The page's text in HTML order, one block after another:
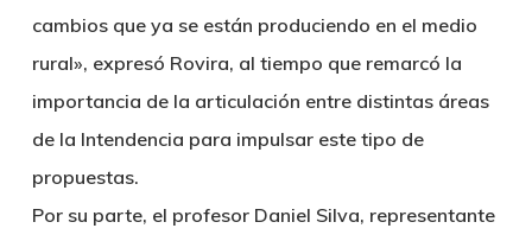
cambios que ya se están produciendo en el medio
rural», expresó Rovira, al tiempo que remarcó la
importancia de la articulación entre distintas áreas
de la Intendencia para impulsar este tipo de
propuestas.
Por su parte, el profesor Daniel Silva, representante